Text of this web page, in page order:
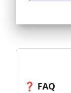
❓ FAQ